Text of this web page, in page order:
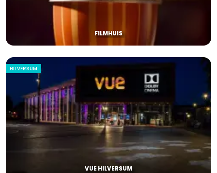
FILMHUIS
HILVERSUM
VUE HILVERSUM